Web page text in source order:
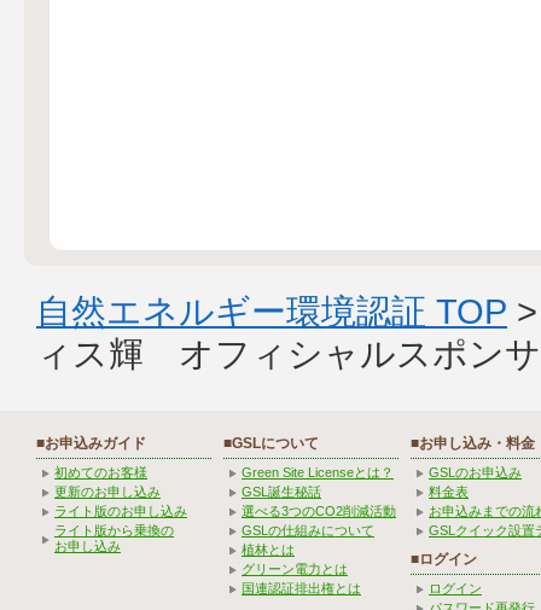
自然エネルギー環境認証 TOP
ィス輝 オフィシャルスポン
■お申込みガイド
初めてのお客様
更新のお申し込み
ライト版のお申し込み
ライト版から乗換の
お申し込み
■GSLについて
Green Site Licenseとは？
GSL誕生秘話
選べる3つのCO2削減活動
GSLの仕組みについて
植林とは
グリーン電力とは
国連認証排出権とは
■お申し込み・料金
GSLのお申込み
料金表
お申込みまでの流
GSLクイック設置
■ログイン
ログイン